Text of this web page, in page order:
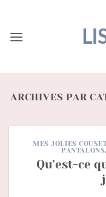
contenu
ARCHIVES PAR
MES JOLIES
PANTALONS,
Qu’est-ce